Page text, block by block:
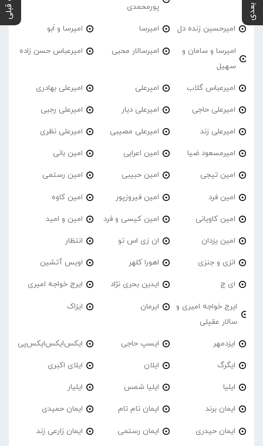
پورمحمدی
امیرحسین زنده دل امیرسا امیرسا و اَبو
امیرسا و سامان و
سهیل
امیرسالار محبی امیرعباس حسن زاده
امیرعباس گلاب امیرعلی امیرعلی بهادری
امیرعلی حاجی امیرعلی دیار امیرعلی رجبی
امیرعلی زند امیرعلی مصیبی امیرعلی نظری
امیرمسعود ضیا امین اعرابی امین بانی
امین تیجی امین حبیبی امین رستمی
امین فرد امین فیروزپور امین کاوه
امین کاویانی امین کیسی و فرد امین و امید
امین یزدان ان زی اس تو انتظار
انزی و جنزی اهورا کلهر اویس آتشین
ای ج ایدین بحری نژاد ایرج خواجه امیری
ایرج خواجه امیری و
سالار عقیلی
ایرمان ایزاک
ایزدمهر ایسپ حاجی ایکس‌ایکس‌ایکس‌پی
ایگرگ ایلان ایلای اکبری
ایلیا ایلیا شمس ایلیار
ایمان برند ایمان تام تام ایمان حمیدی
ایمان حیدری ایمان رستمی ایمان زارعی زند